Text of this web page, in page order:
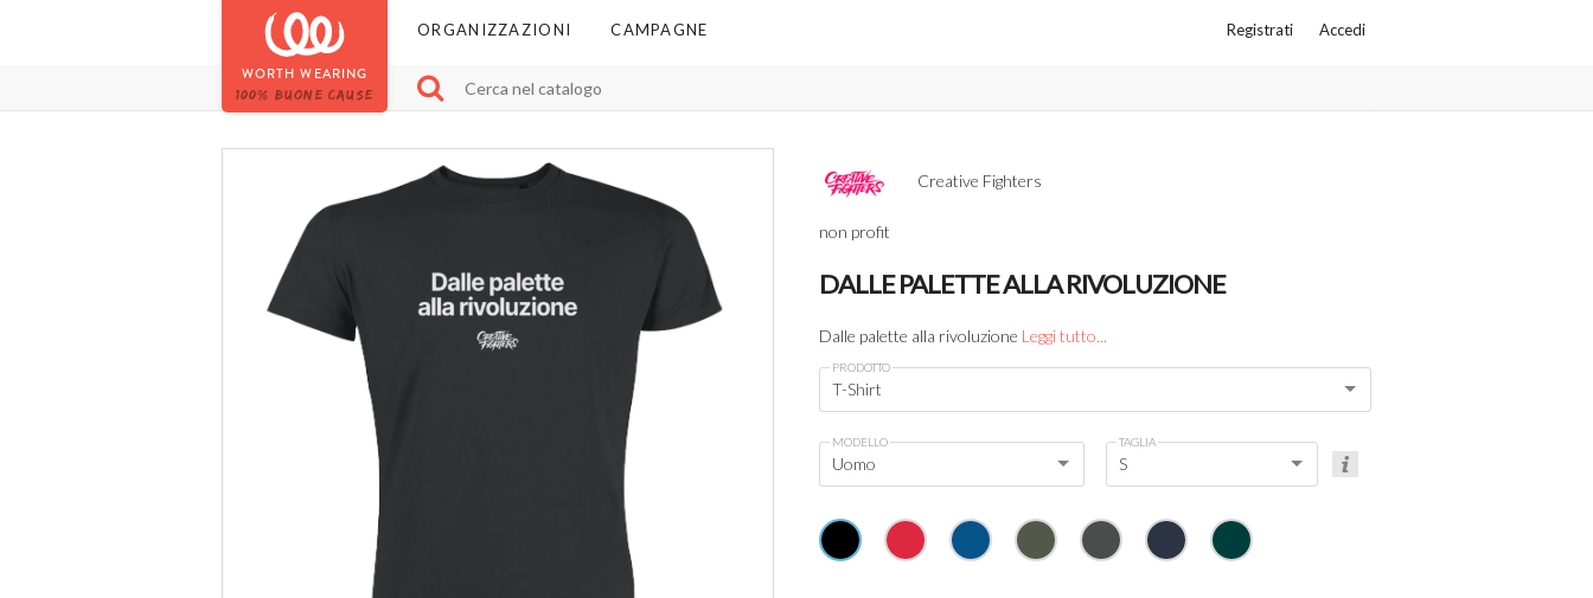
WORTH WEARING
100% BUONE CAUSE
Registrati Accedi
ORGANIZZAZIONI CAMPAGNE
Creative Fighters
non profit
DALLE PALETTE ALLA RIVOLUZIONE
Dalle palette alla rivoluzione Leggi tutto...
PRODOTTO
T-Shirt
MODELLO
Uomo
TAGLIA
S